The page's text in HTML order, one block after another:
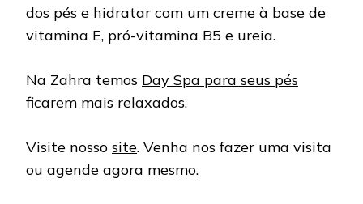
dos pés e hidratar com um creme à base de
vitamina E, pró-vitamina B5 e ureia.
Na Zahra temos Day Spa para seus pés
ficarem mais relaxados.
Visite nosso site. Venha nos fazer uma visita
ou agende agora mesmo.